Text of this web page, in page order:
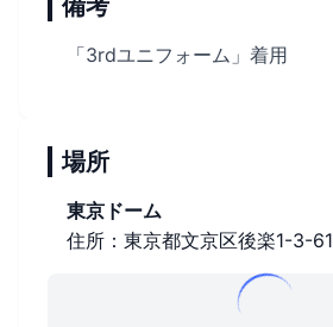
備考
「3rdユニフォーム」着用
場所
東京ドーム
住所：東京都文京区後楽1-3-61